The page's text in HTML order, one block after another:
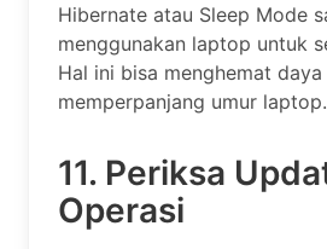
Hibernate atau Sleep Mode
menggunakan laptop untuk
Hal ini bisa menghemat
memperpanjang umur laptop.
11. Periksa
Operasi